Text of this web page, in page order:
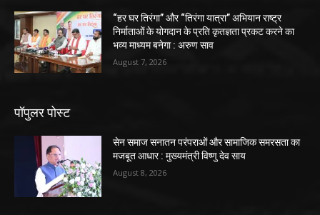
“हर घर तिरंगा” और “तिरंगा यात्रा” अभियान राष्ट्र
निर्माताओं के योगदान के प्रति कृतज्ञता प्रकट करने का
भव्य माध्यम बनेगा : अरुण साव
August 7, 2026
पॉपुलर पोस्ट
सेन समाज सनातन परंपराओं और सामाजिक समरसता का
मजबूत आधार : मुख्यमंत्री विष्णु देव साय
August 8, 2026